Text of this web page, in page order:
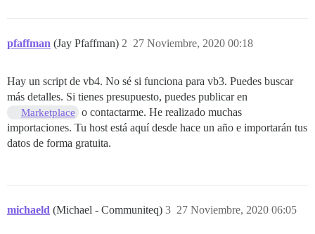
pfaffman (Jay Pfaffman) 27 Noviembre, 2020 00:18
2
Hay un script de vb4. No sé si funciona para vb3. Puedes buscar
más detalles. Si tienes presupuesto, puedes publicar en
Marketplace
o contactarme. He realizado muchas
importaciones. Tu host está aquí desde hace un año e importarán tus
datos de forma gratuita.
michaeld (Michael - Communiteq) 27 Noviembre, 2020 06:05
3